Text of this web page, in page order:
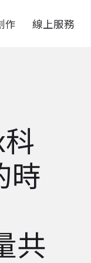
作 線上服務
時
共